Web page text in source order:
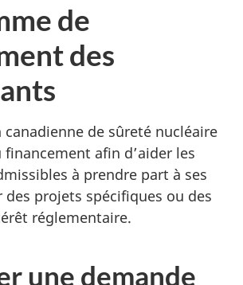
de
des
canadienne de sûreté nucléaire
financement afin d’aider les
à prendre part à ses
des projets spécifiques ou des
réglementaire.
une demande